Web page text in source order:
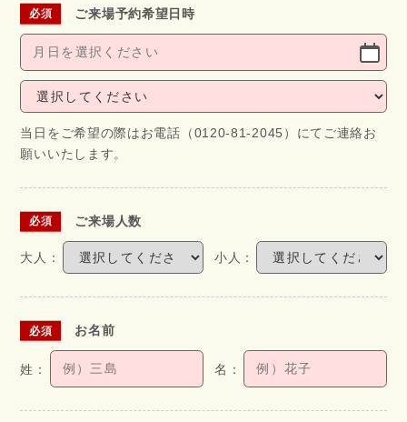
ご来場予約希望日時
当日をご希望の際はお電話（0120-81-2045）にてご連絡お
願いいたします。
ご来場人数
お名前